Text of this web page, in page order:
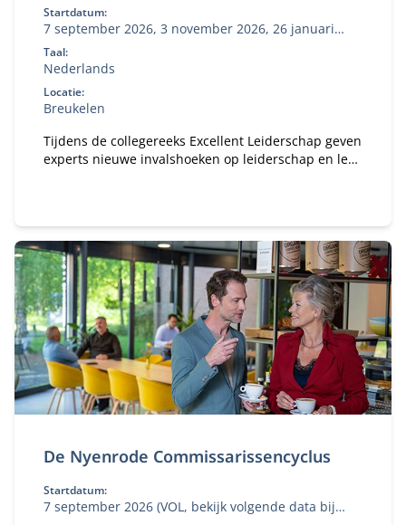
Startdatum:
7 september 2026, 3 november 2026, 26 januari
2027, 10 mei 2027
Taal:
Nederlands
Locatie:
Breukelen
Tijdens de collegereeks Excellent Leiderschap geven
experts nieuwe invalshoeken op leiderschap en leer
De Nyenrode Commissarissencyclus
Startdatum:
7 september 2026 (VOL, bekijk volgende data bij